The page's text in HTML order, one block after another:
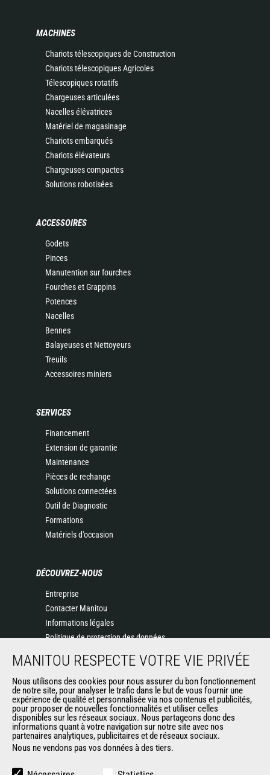
MACHINES
Chariots télescopiques de Construction
Chariots télescopiques Agricoles
Télescopiques rotatifs
Chargeuses articulées
Nacelles élévatrices
Matériel de magasinage
Chariots embarqués
Chariots élévateurs
Chargeuses compactes
Solutions robotisées
ACCESSOIRES
Godets
Pinces
Manutention sur fourches
Fourches et Grappins
Potences
Nacelles
Bennes
Balayeuses et Nettoyeurs
Treuils
Accessoires miniers
SERVICES
Financement
Extension de garantie
Maintenance
Pièces de rechange
Solutions connectées
Outil de Diagnostic
Formations
Matériels d'occasion
DÉCOUVREZ-NOUS
Entreprise
Contacter Manitou
Informations légales
Politique de protection des données
Actualités
Historique
CGV Manitou BF
AUTRES SITES DU GROUPE
Manitou Group
Carrières
MANITOU RESPECTE VOTRE VIE PRIVÉE
Nous utilisons des cookies pour nous assurer du bon fonctionnement
de notre site, pour analyser le trafic dans le but de vous fournir une
expérience de qualité et personnalisée via nos contenus et publicités,
pour proposer de nouvelles fonctionnalités et utiliser celles
disponibles sur les réseaux sociaux. Nous partageons donc des
informations quant à votre navigation sur notre site avec nos
partenaires analytiques, publicitaires et de réseaux sociaux.
Nous ne vendons pas vos données à des tiers.